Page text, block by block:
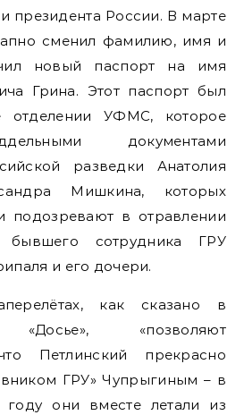
президента России. В марте
сменил фамилию, имя и
новый паспорт на имя
Грина. Этот паспорт был
УФМС, которое
документами
разведки Анатолия
Мишкина, которых
подозревают в отравлении
бывшего сотрудника ГРУ
и его дочери.
как сказано в
«Досье», «позволяют
Петлинский прекрасно
ГРУ» Чупрыгиным – в
году они вместе летали из